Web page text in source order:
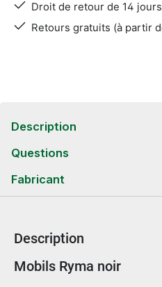
Droit de retour de 14 jours
Retours gratuits (à partir
Description
Questions
Fabricant
Description
Informations sur le
Mobils Ryma noir